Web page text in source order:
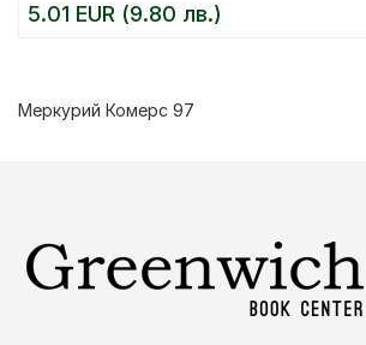
5.01 EUR (9.80 лв.)
Меркурий Комерс 97